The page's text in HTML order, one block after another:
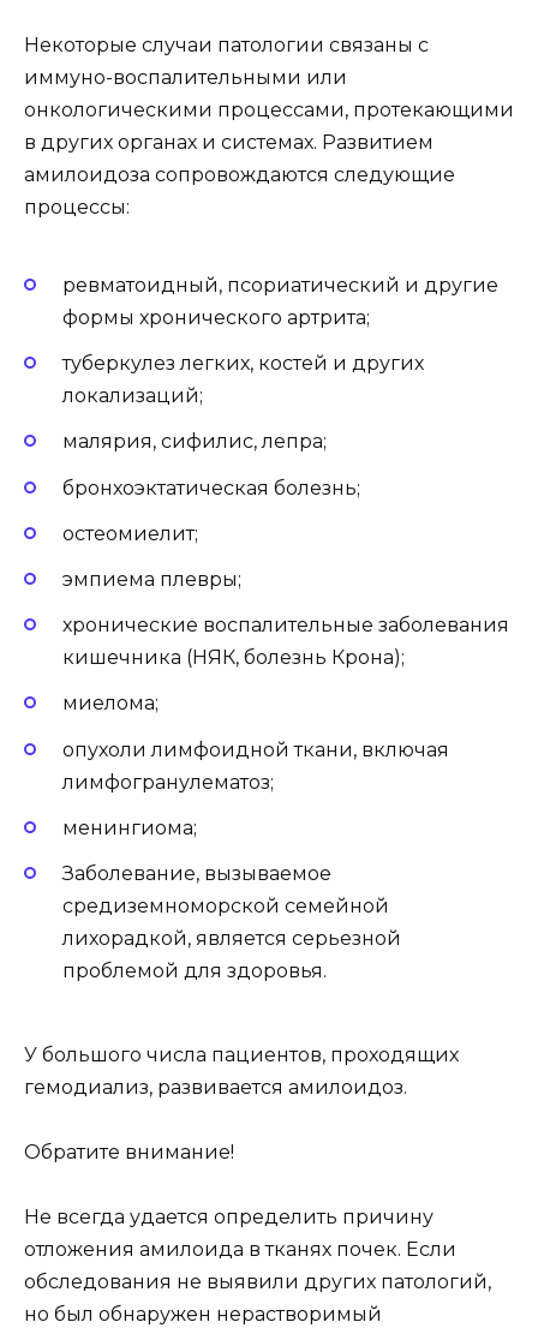
Некоторые случаи патологии связаны с
иммуно-воспалительными или
онкологическими процессами, протекающими
в других органах и системах. Развитием
амилоидоза сопровождаются следующие
процессы:
ревматоидный, псориатический и другие
формы хронического артрита;
туберкулез легких, костей и других
локализаций;
малярия, сифилис, лепра;
бронхоэктатическая болезнь;
остеомиелит;
эмпиема плевры;
хронические воспалительные заболевания
кишечника (НЯК, болезнь Крона);
миелома;
опухоли лимфоидной ткани, включая
лимфогранулематоз;
менингиома;
Заболевание, вызываемое
средиземноморской семейной
лихорадкой, является серьезной
проблемой для здоровья.
У большого числа пациентов, проходящих
гемодиализ, развивается амилоидоз.
Обратите внимание!
Не всегда удается определить причину
отложения амилоида в тканях почек. Если
обследования не выявили других патологий,
но был обнаружен нерастворимый